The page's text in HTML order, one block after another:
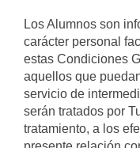
Los Alumnos son
carácter personal
estas Condiciones
aquellos que
servicio de
serán tratados por
tratamiento, a los